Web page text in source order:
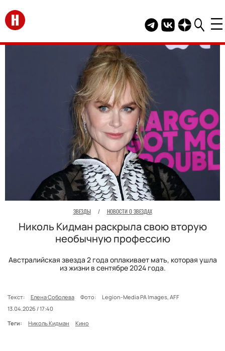
Перейти на главную
Telegram канал
Группа HELLO
Канал
ЗВЕЗДЫ / НОВОСТИ О ЗВЕЗДАХ
Николь Кидман раскрыла свою вторую
необычную профессию
Австралийская звезда 2 года оплакивает мать, которая ушла
из жизни в сентябре 2024 года.
Текст: Елена Соболева Фото:
Legion-Media PA Images, AFF
13.04.2026 / 17:40
Теги:
Николь Кидман Кино